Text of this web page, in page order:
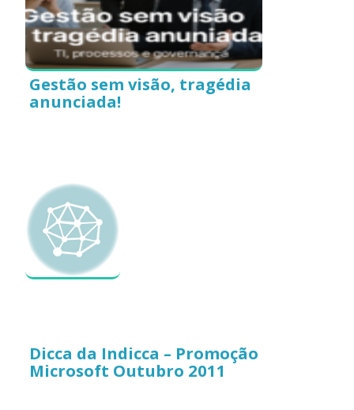
Gestão sem visão, tragédia
anunciada!
Dicca da Indicca – Promoção
Microsoft Outubro 2011